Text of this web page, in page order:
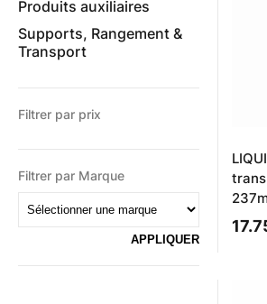
Produits auxiliaires
Supports, Rangement &
Transport
Filtrer par prix
Filtrer par Marque